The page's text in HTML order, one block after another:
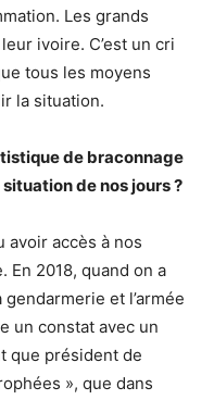
Les grands
ivoire. C’est un cri
tous les moyens
la situation.
de braconnage
de nos jours ?
avoir accès à nos
En 2018, quand on a
et l’armée
un constat avec un
que président de
», que dans